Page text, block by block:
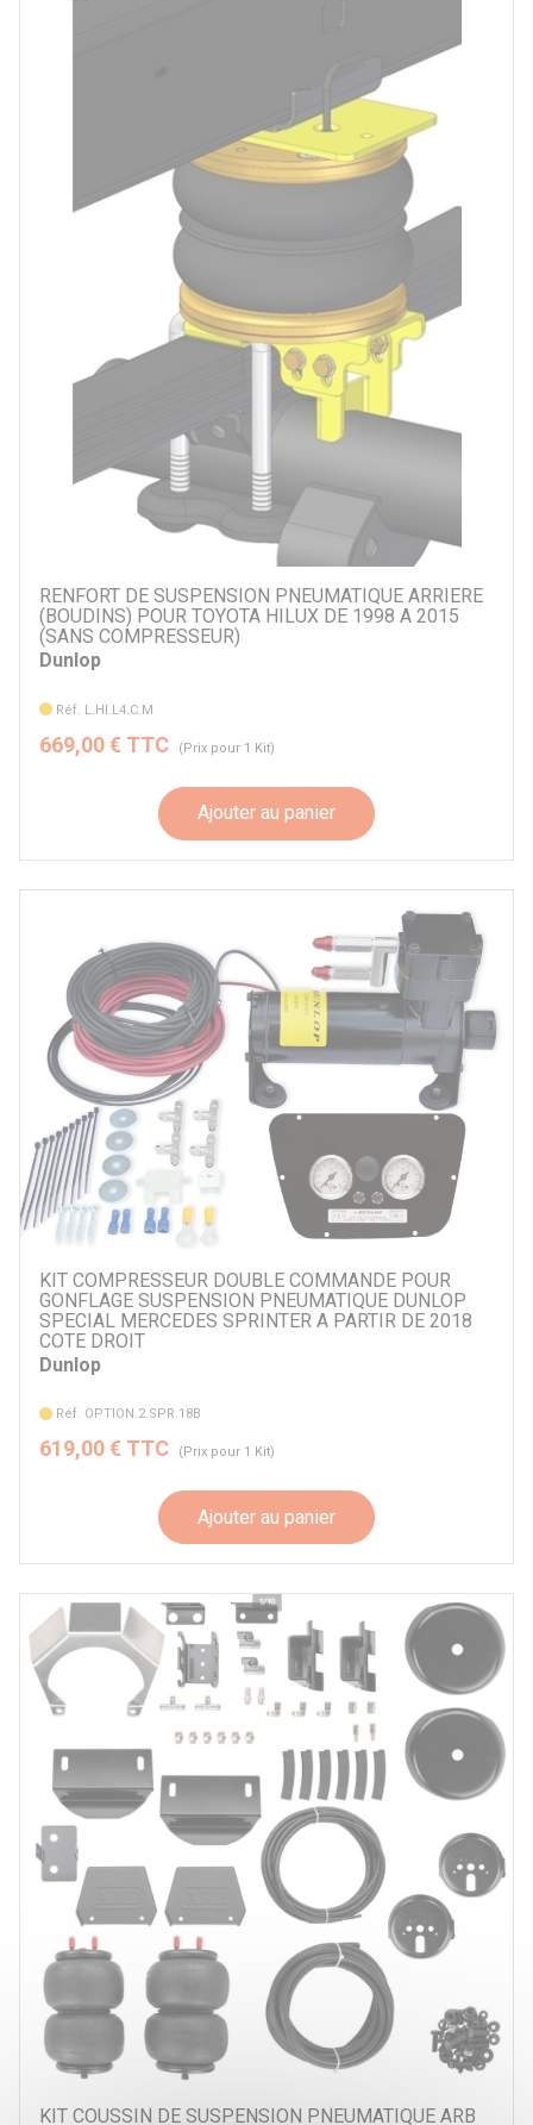
RENFORT DE SUSPENSION PNEUMATIQUE ARRIERE
(BOUDINS) POUR TOYOTA HILUX DE 1998 A 2015
(SANS COMPRESSEUR)
Dunlop
Réf. L.HI.L4.C.M
669,00 € TTC (Prix pour 1 Kit)
Ajouter au panier
KIT COMPRESSEUR DOUBLE COMMANDE POUR
GONFLAGE SUSPENSION PNEUMATIQUE DUNLOP
SPECIAL MERCEDES SPRINTER A PARTIR DE 2018
COTE DROIT
Dunlop
Réf. OPTION.2.SPR.18B
619,00 € TTC (Prix pour 1 Kit)
Ajouter au panier
KIT COUSSIN DE SUSPENSION PNEUMATIQUE ARB